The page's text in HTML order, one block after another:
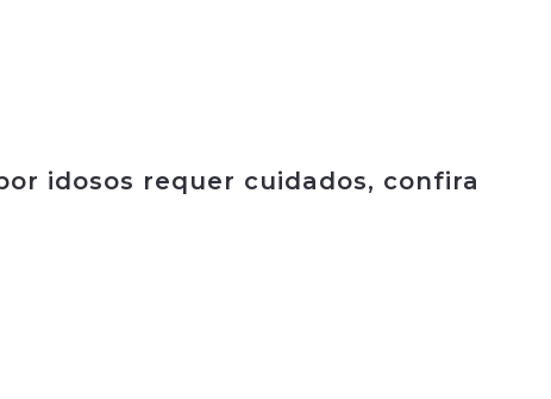
idosos requer cuidados, confira